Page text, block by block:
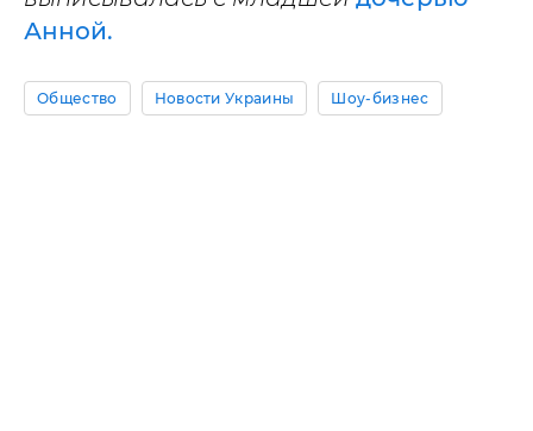
Анной.
Общество Новости Украины Шоу-бизнес